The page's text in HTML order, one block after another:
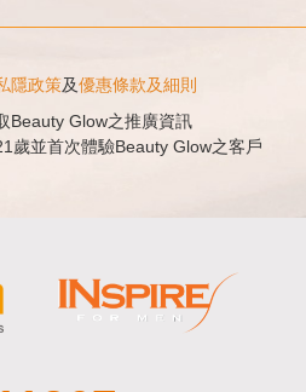
隱政策及優惠條款及細則
Beauty Glow之推廣資訊
歲並首次體驗Beauty Glow之客戶